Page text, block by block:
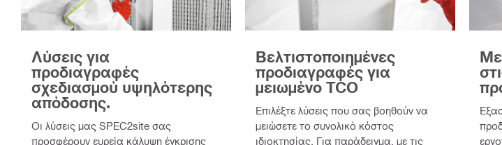
Λύσεις για
προδιαγραφές
σχεδιασμού υψηλότερης
απόδοσης.
Οι λύσεις μας SPEC2site σας
προσφέρουν ευρεία κάλυψη έγκρισης
Βελτιστοποιημένες
προδιαγραφές για
μειωμένο TCO
Επιλέξτε λύσεις που σας βοηθούν να
μειώσετε το συνολικό κόστος
ιδιοκτησίας. Για παράδειγμα, με τις